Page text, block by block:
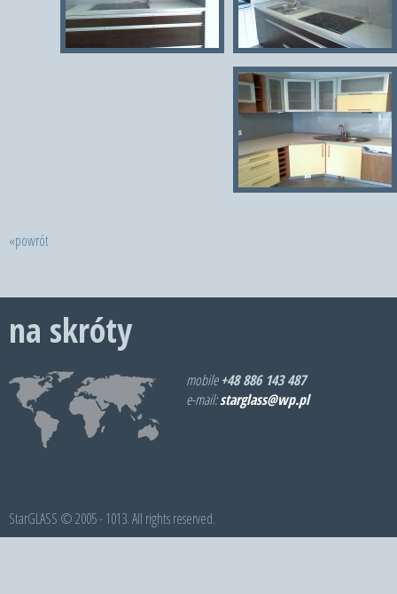
«powrót
na skróty
mobile+48 886 143 487
e-mail:starglass@wp.pl
StarGLASS © 2005 - 1013. All rights reserved.